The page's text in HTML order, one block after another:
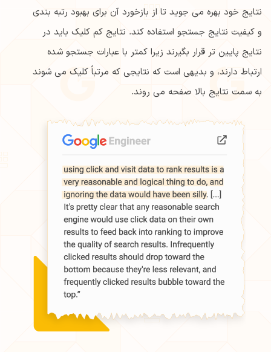
نتایج خود بهره می جوید تا از بازخورد آن برای بهبود رتبه بندی
و کیفیت نتایج جستجو استفاده کند. نتایج کم کلیک باید در
نتایج پایین تر قرار بگیرند زیرا کمتر با عبارات جستجو شده
ارتباط دارند، و بدیهی است که نتایجی که مرتباً کلیک می شوند
به سمت نتایج بالا صفحه می روند.